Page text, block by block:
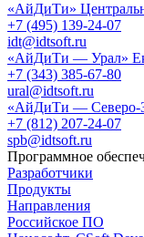
«АйДиТи»
+7 (495) 139-24-07
idt@idtsoft.ru
«АйДиТи — Урал»
+7 (343) 385-67-80
ural@idtsoft.ru
«АйДиТи — Северо-
+7 (812) 207-24-07
spb@idtsoft.ru
Программное
Разработчики
Продукты
Направления
Российское ПО